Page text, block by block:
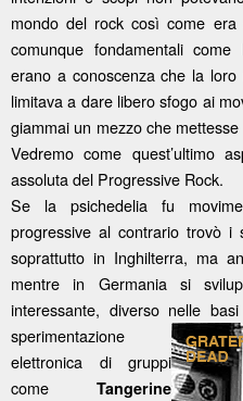
mondo del rock così come
comunque fondamentali come
erano a conoscenza che la
limitava a dare libero sfogo ai
giammai un mezzo che
Vedremo come quest’ultimo
assoluta del Progressive Rock.
Se la psichedelia fu
progressive al contrario trovò i
soprattutto in Inghilterra, ma
mentre in Germania si
interessante, diverso nelle
sperimentazione
elettronica di gruppi
come Tangerine